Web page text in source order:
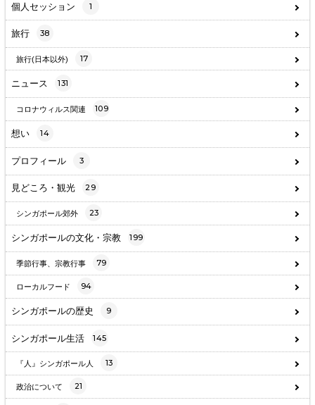
個人セッション 1
旅行 38
旅行(日本以外) 17
ニュース 131
コロナウィルス関連 109
想い 14
プロフィール 3
見どころ・観光 29
シンガポール郊外 23
シンガポールの文化・宗教 199
季節行事、宗教行事 79
ローカルフード 94
シンガポールの歴史 9
シンガポール生活 145
『人』シンガポール人 13
政治について 21